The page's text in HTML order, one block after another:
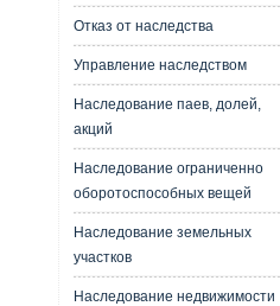
Отказ от наследства
Управление наследством
Наследование паев, долей,
акций
Наследование ограниченно
оборотоспособных вещей
Наследование земельных
участков
Наследование недвижимости